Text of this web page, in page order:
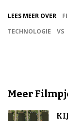
LEES MEER OVER
TECHNOLOGIE
VS
Meer